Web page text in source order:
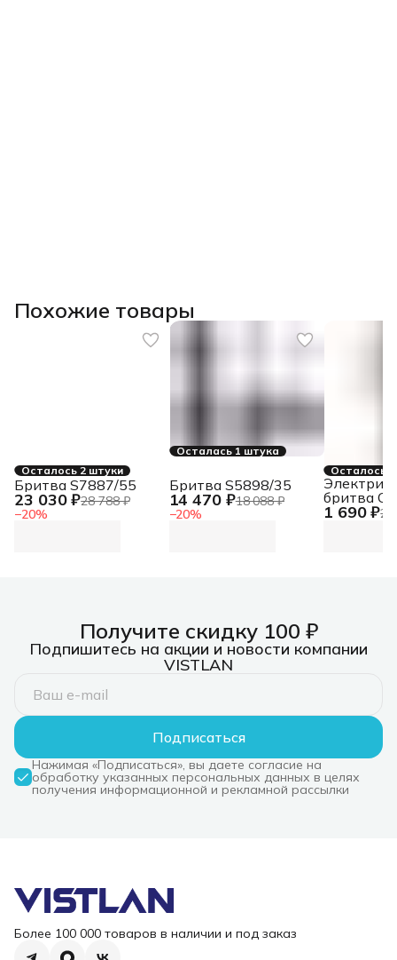
Похожие товары
Осталось 2 штуки
23 030 ₽28 788 ₽
−20%
Бритва S7887/55
Осталась 1 штука
14 470 ₽18 088 ₽
−20%
Бритва S5898/35
Осталось
1 690 ₽2
бритва
Centek
Получите скидку 100 ₽
Подпишитесь на акции и новости компании
VISTLAN
Подписаться
Нажимая «Подписаться», вы даете согласие на
обработку указанных персональных данных в целях
получения информационной и рекламной рассылки
Более 100 000 товаров в наличии и под заказ